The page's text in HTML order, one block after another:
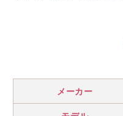
メーカー